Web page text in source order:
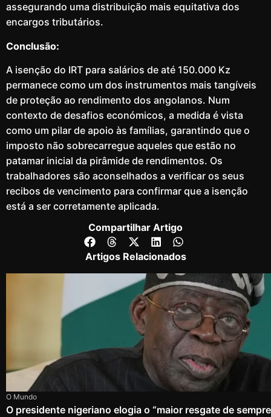
assegurando uma distribuição mais equitativa dos
encargos tributários.
Conclusão:
A isenção do IRT para salários de até 150.000 Kz
permanece como um dos instrumentos mais tangíveis
de proteção ao rendimento dos angolanos. Num
contexto de desafios económicos, a medida é vista
como um pilar de apoio às famílias, garantindo que o
imposto não sobrecarregue aqueles que estão no
patamar inicial da pirâmide de rendimentos. Os
trabalhadores são aconselhados a verificar os seus
recibos de vencimento para confirmar que a isenção
está a ser corretamente aplicada.
Compartilhar Artigo
Artigos Relacionados
O Mundo
O presidente nigeriano elogia o “maior resgate de